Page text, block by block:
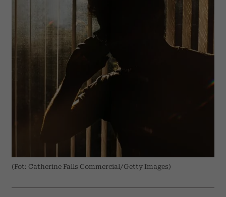
(Fot: Catherine Falls Commercial/Getty Images)